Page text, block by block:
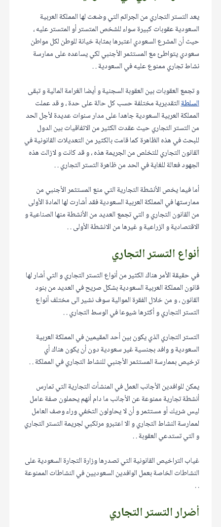
يعد التستر التجاري من الجرائم التي وضعت لها المملكة العربية
السعودية عقوبات كبيرة سواء للشخص المتستر أو المتستر عليه ،
حيث أن المشرع السعودي اعتبرها بمثابة خيانة للوطن لكل مواطن
سعودي يتواطئ مع المستثمر الأجنبي لكي يساعده على ممارسة
نشاط تجاري ممنوع عليه في السعودية . .
و تجمع العقوبات بين العقوبة السجنية و أيضا الغرامة المالية و تبقى
السلطةالتقديرية مختلفة حسب كل حالة على حدة ، و قد عملت
المملكة العربية السعودية جاهدا على مدار سنوات عديدة لأجل الحد
من التستر التجاري حيث عقدت الكثير من الاتفاقيات بين الدول
للبحث في هذه الظاهرة كما قامت بالكثير من التعديلات القانونية في
القانون التجاري للتخلص من الجريمة هذه ، و قد كانت و لازالت هذه
الجهود فعالة للغاية في الحد من ظاهرة التستر التجاري . .
أما فيما يخص الأنشطة التجارية التي منع المستثمر الأجنبي من
ممارستها في المملكة العربية السعودية فقد أشارت لها المادة الأولى
من القانون التجاري و التي تجمع العديد من الأنشطة منها الصناعية و
الاقتصادية و الزراعية و غيرها من الانشطة الأولى . .
أنواع التستر التجاري
في حقيقة الأمر هناك الكثير من أنواع التستر التجاري و التي أشار لها
قانون المملكة العربية السعودية بشكل صريح في العديد من بنود
القانون ، و من خلال الفقرة الموالية سوف نشير الى مختلف أنواع
التستر التجاري و أكثرها شيوعا في الوسط التجاري . .
التستر التجاري الذي يكون بين أحد المقيمين في المملكة العربية
السعودية و وافد بجنسية غير سعودية دون أن يكون هناك أي
ترخيص بممارسة المستثمر الأجنبي للنشاط التجاري في المملكة . .
يمكن للوافدين الأجانب العمل في المنشأت التجارية التي تمارس
أنشطة تجارية ممنوعة عن الأجانب ما دام أنهم يحملون صفة عامل
ليس شريك أو مستثمر و أن لا يحاولون التخفي وراء وصف العامل
لممارسة النشاط التجاري و الا اعتبرو مرتكبي لجريمة التستر التجاري
و التي تستدعي العقوبة . .
غياب التراخيص القانونية التي تصدرها وزارة التجارة السعودية على
النشاطات الخاصة بعمل الوافدين السعوديين في النشاطات الممنوعة
. .
أضرار التستر التجاري